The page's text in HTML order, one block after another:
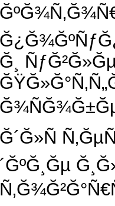
Ğ¸
Ğ´Ğ»Ñ
´ĞºĞ¸Ğµ